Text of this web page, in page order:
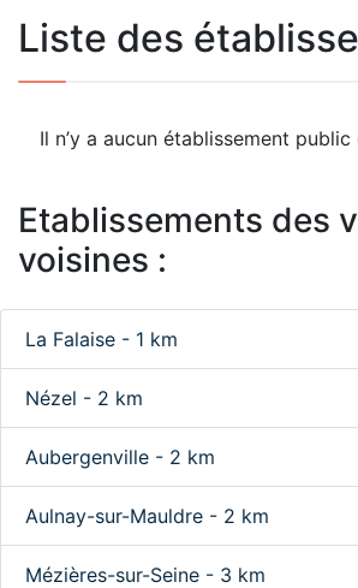
Liste des
Il n’y a aucun établissement
Etablissements des
voisines :
La Falaise - 1 km
Nézel - 2 km
Aubergenville - 2 km
Aulnay-sur-Mauldre - 2 km
Mézières-sur-Seine - 3 km